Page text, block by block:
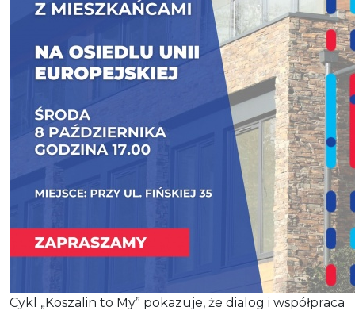
Cykl „Koszalin to My” pokazuje, że dialog i współpraca